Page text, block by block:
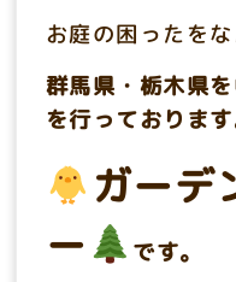
お庭の困ったを
群馬県・栃木県
を行っております
ガーデ
ー
です。